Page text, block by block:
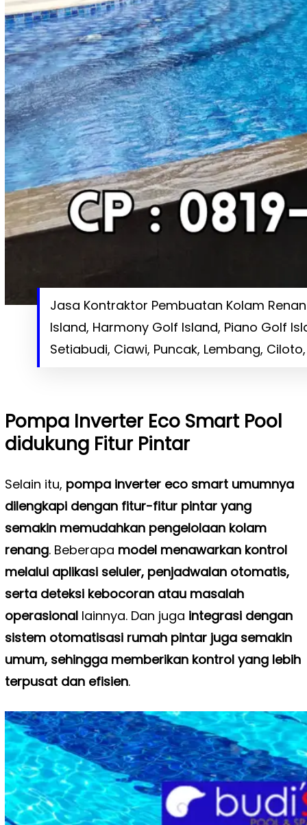
Jasa Kontraktor Pembuatan Kolam
Island, Harmony Golf Island, Piano Golf
Setiabudi, Ciawi, Puncak, Lembang,
Pompa Inverter Eco Smart Pool
didukung Fitur Pintar
Selain itu, pompa inverter eco smart umumnya
dilengkapi dengan fitur-fitur pintar yang
semakin memudahkan pengelolaan kolam
renang. Beberapa model menawarkan kontrol
melalui aplikasi seluler, penjadwalan otomatis,
serta deteksi kebocoran atau masalah
operasionallainnya. Dan juga integrasi dengan
sistem otomatisasi rumah pintar juga semakin
umum, sehingga memberikan kontrol yang lebih
terpusat dan efisien.